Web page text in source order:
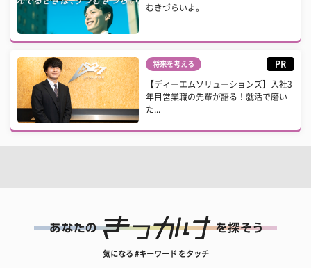
むきづらいよ。
将来を考える PR
【ディーエムソリューションズ】入社3
年目営業職の先輩が語る！就活で磨い
た...
気になる #キーワード をタッチ